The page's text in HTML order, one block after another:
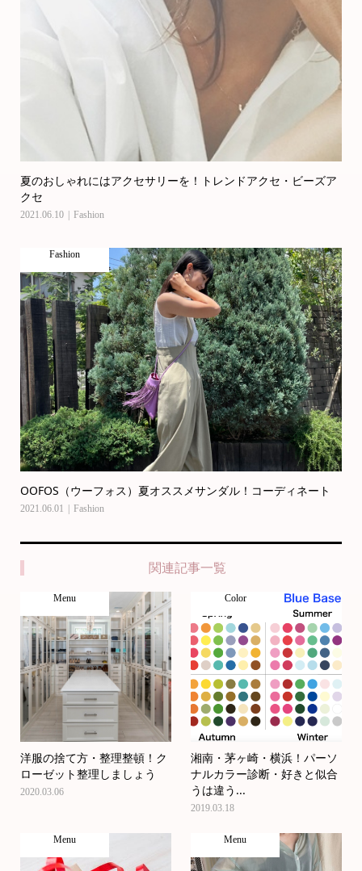
夏のおしゃれにはアクセサリーを！トレンドアクセ・ビーズア
クセ
2021.06.10 Fashion
Fashion
OOFOS（ウーフォス）夏オススメサンダル！コーディネート
2021.06.01 Fashion
関連記事一覧
Menu
洋服の捨て方・整理整頓！ク
ローゼット整理しましょう
2020.03.06
Color
湘南・茅ヶ崎・横浜！パーソ
ナルカラー診断・好きと似合
うは違う...
2019.03.18
Menu Menu